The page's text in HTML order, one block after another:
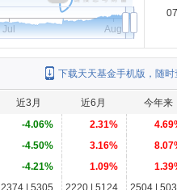
Jul Aug
下载天天基金手机版，随
近3月 近6月 今年来
-4.06% 2.31%
-4.50% 3.16%
-4.21% 1.09%
2374 | 5305 2220 | 5124 2504 |